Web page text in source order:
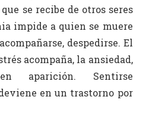
se recibe de otros seres
impide a quien se muere
despedirse. El
acompaña, la ansiedad,
aparición. Sentirse
en un trastorno por